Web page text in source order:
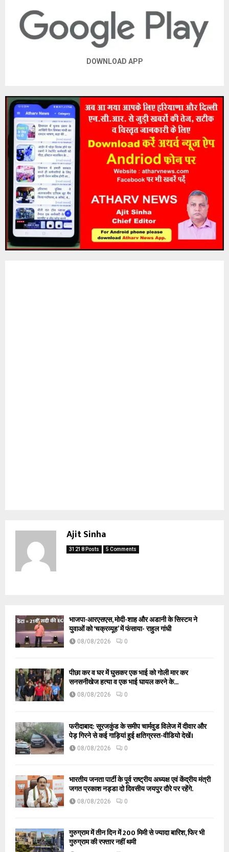
DOWNLOAD APP
Ajit Sinha
31218 Posts 5 Comments
भाजपा-आरएसएस, मोदी-शाह और अडानी के सिस्टम ने
युवाओं को ‘चक्रव्यूह’ में फंसाया- राहुल गांधी
08/08/2026 0
पीछा कर व घर में घुसकर एक भाई को गोली मार कर
सनसनीखेज हत्या व एक भाई घायल करने के...
08/08/2026 0
फरीदाबाद: सूरजकुंड के समीप चार्मवुड विलेज में दीवार और
पेड़ गिरने से कई गाड़ियां हुई क्षतिग्रस्त-वीडियो देखें।
08/08/2026 0
भारतीय जनता पार्टी के पूर्व राष्ट्रीय अध्यक्ष एवं केंद्रीय मंत्री
जगत प्रकाश नड्डा दो दिवसीय जयपुर दौरे पर रहेंगे.
08/08/2026 0
गुरुग्राम में तीन दिन में 200 मिमी से ज्यादा बारिश, फिर भी
गुरुग्राम की रफ्तार नहीं थमी